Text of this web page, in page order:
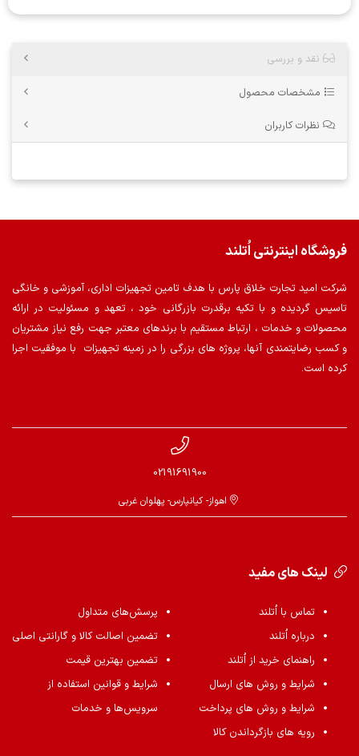
نقد و بررسی
مشخصات محصول
نظرات کاربران
فروشگاه اینترنتی اُتلند
شرکت امید تجارت خلاق پارس با هدف تامین تجهیزات اداری، آموزشی و خانگی
تاسیس گردیده و با تکیه برقدرت بازرگانی خود ، تعهد و مسئولیت در ارائه
محصولات و خدمات ، ارتباط مستقیم با برندهای معتبر جهت رفع نیاز مشتریان
و کسب رضایتمندی آنها، پروژه های بزرگی را در زمینه تجهیزات با موفقیت اجرا
کرده است.
02191691900
اهواز- کیانپارس- پهلوان غربی
لینک های مفید
تماس با اُتلند
درباره اُتلند
راهنمای خرید از اُتلند
شرایط و روش های ارسال
شرایط و روش های پرداخت
رویه های بازگرداندن کالا
پرسش‌های متداول
تضمین اصالت کالا و گارانتی اصلی
تضمین بهترین قیمت
شرایط و قوانین استفاده از
سرویس‌ها و خدمات